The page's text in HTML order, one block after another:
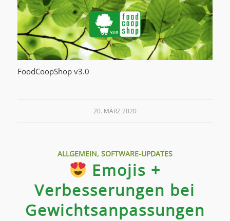
FoodCoopShop v3.0
20. MÄRZ 2020
ALLGEMEIN, SOFTWARE-UPDATES
Emojis +
Verbesserungen bei
Gewichtsanpassungen